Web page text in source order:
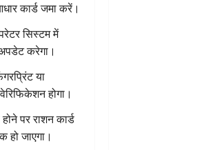
कार्ड जमा करें।
सिस्टम में
करेगा।
या
होगा।
पर राशन कार्ड
हो जाएगा।